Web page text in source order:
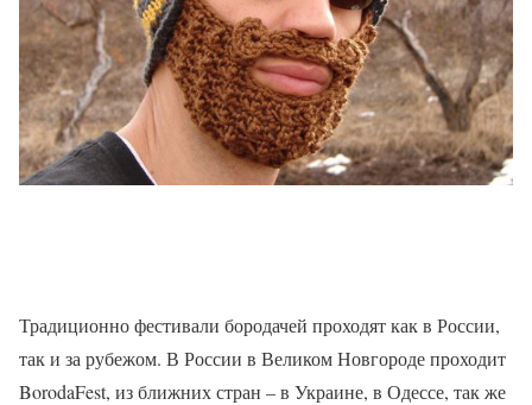
Традиционно фестивали бородачей проходят как в России,
так и за рубежом. В России в Великом Новгороде проходит
BorodaFest, из ближних стран – в Украине, в Одессе, так же